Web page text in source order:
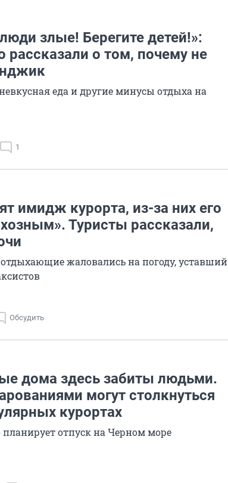
злые! Берегите детей!»:
рассказали о том, почему не
еда и другие минусы отдыха на
1
имидж курорта, из-за них его
Туристы рассказали,
жаловались на погоду, уставший
Обсудить
дома здесь забиты людьми.
могут столкнуться
курортах
планирует отпуск на Черном море